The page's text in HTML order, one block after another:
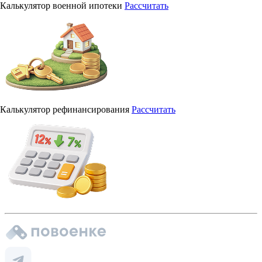
Калькулятор военной ипотеки Рассчитать
Калькулятор рефинансирования Рассчитать